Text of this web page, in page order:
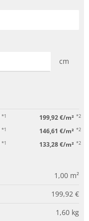
cm
*1 199,92 €/m² *2
*1 146,61 €/m² *2
*1 133,28 €/m² *2
1,00 m²
199,92 €
1,60 kg